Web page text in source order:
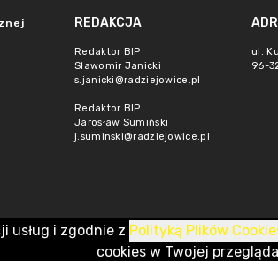
REDAKCJA
Redaktor BIP
Sławomir Janicki
s.janicki@radziejowice.pl
Redaktor BIP
Jarosław Sumiński
j.suminski@radziejowice.pl
ul.
96-
usług i zgodnie z Polityką Plików
cookies w Twojej